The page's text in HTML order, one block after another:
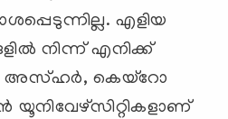
എളിയ
നിന്ന് എനിക്ക്
അസ്ഹര്‍, കെയ്റോ
യൂനിവേഴ്സിറ്റികളാണ്